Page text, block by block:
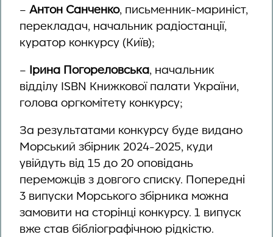
– Антон Санченко, письменник-мариніст,
перекладач, начальник радіостанції,
куратор конкурсу (Київ);
– Ірина Погореловська, начальник
відділу ISBN Книжкової палати України,
голова оргкомітету конкурсу;
За результатами конкурсу буде видано
Морський збірник 2024-2025, куди
увійдуть від 15 до 20 оповідань
переможців з довгого списку. Попередні
3 випуски Морського збірника можна
замовити на сторінці конкурсу. 1 випуск
вже став бібліографічною рідкістю.